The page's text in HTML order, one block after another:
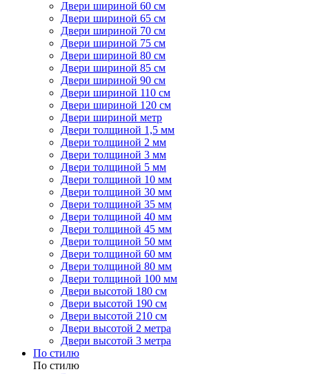
Двери шириной 60 см
Двери шириной 65 см
Двери шириной 70 см
Двери шириной 75 см
Двери шириной 80 см
Двери шириной 85 см
Двери шириной 90 см
Двери шириной 110 см
Двери шириной 120 см
Двери шириной метр
Двери толщиной 1,5 мм
Двери толщиной 2 мм
Двери толщиной 3 мм
Двери толщиной 5 мм
Двери толщиной 10 мм
Двери толщиной 30 мм
Двери толщиной 35 мм
Двери толщиной 40 мм
Двери толщиной 45 мм
Двери толщиной 50 мм
Двери толщиной 60 мм
Двери толщиной 80 мм
Двери толщиной 100 мм
Двери высотой 180 см
Двери высотой 190 см
Двери высотой 210 см
Двери высотой 2 метра
Двери высотой 3 метра
По стилю
По стилю